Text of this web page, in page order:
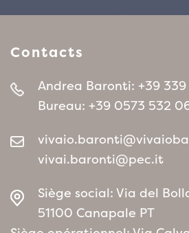
Contacts
Andrea Baronti: +39
Bureau: +39 0573 532
vivai.baronti@pec.it
Siège social: Via del
51100 Canapale PT